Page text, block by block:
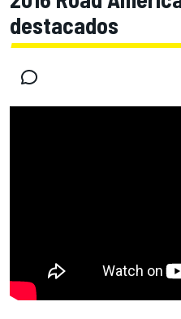
destacados